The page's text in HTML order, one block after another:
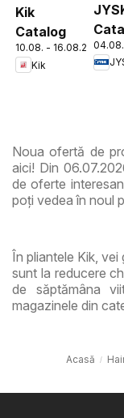
Kik
Catalog
10.08. - 16.08.2026
Kik
Noua ofertă de
aici! Din
de oferte
poți vedea în noul
În pliantele Kik,
sunt la reducere
de săptămâna
magazinele din
Acasă